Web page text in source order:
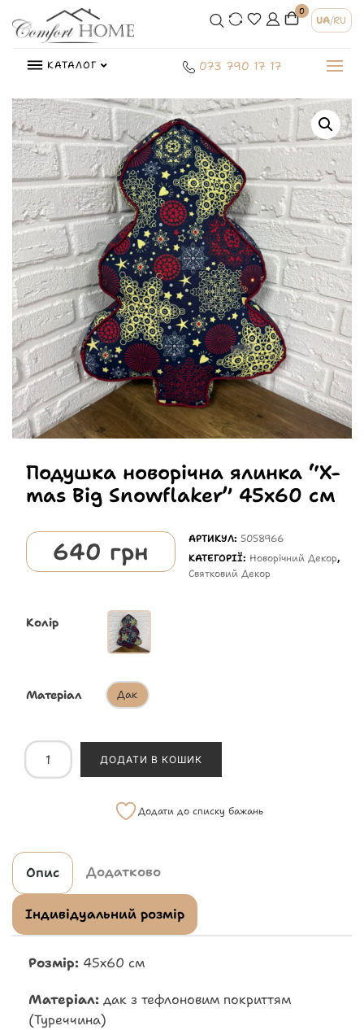
0
UA/RU
КАТАЛОГ 073 790 17 17
Подушка новорічна ялинка “X-
mas Big Snowflaker” 45х60 см
640 грн АРТИКУЛ: 5058966
КАТЕГОРІЇ: Новорічний Декор,
Святковий Декор
Колір
Матеріал Дак
ДОДАТИ В КОШИК
Додати до списку бажань
Опис Додатково
Індивідуальний розмір
Розмір: 45х60 см
Матеріал: дак з тефлоновим покриттям
(Туреччина)